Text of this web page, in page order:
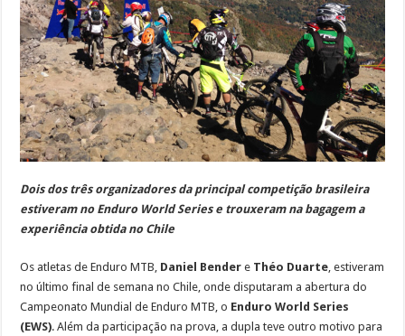
Dois dos três organizadores da principal competição brasileira
estiveram no Enduro World Series e trouxeram na bagagem a
experiência obtida no Chile
Os atletas de Enduro MTB, Daniel Bender e Théo Duarte , estiveram
no último final de semana no Chile, onde disputaram a abertura do
Campeonato Mundial de Enduro MTB, o Enduro World Series
(EWS). Além da participação na prova, a dupla teve outro motivo para